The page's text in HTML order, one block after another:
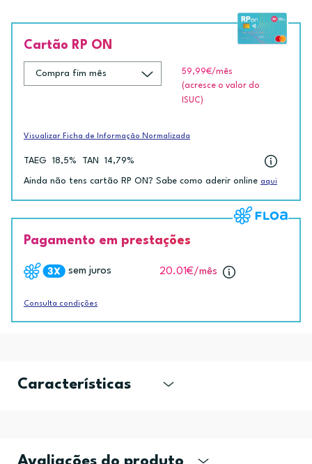
Cartão RP ON
59,99€/mês
(acresce o valor do
ISUC)
Visualizar Ficha de Informação Normalizada
TAEG 18,5% TAN 14,79%
Ainda não tens cartão RP ON? Sabe como aderir online aqui
Pagamento em prestações
sem juros 20.01€/mês
Consulta condições
Características